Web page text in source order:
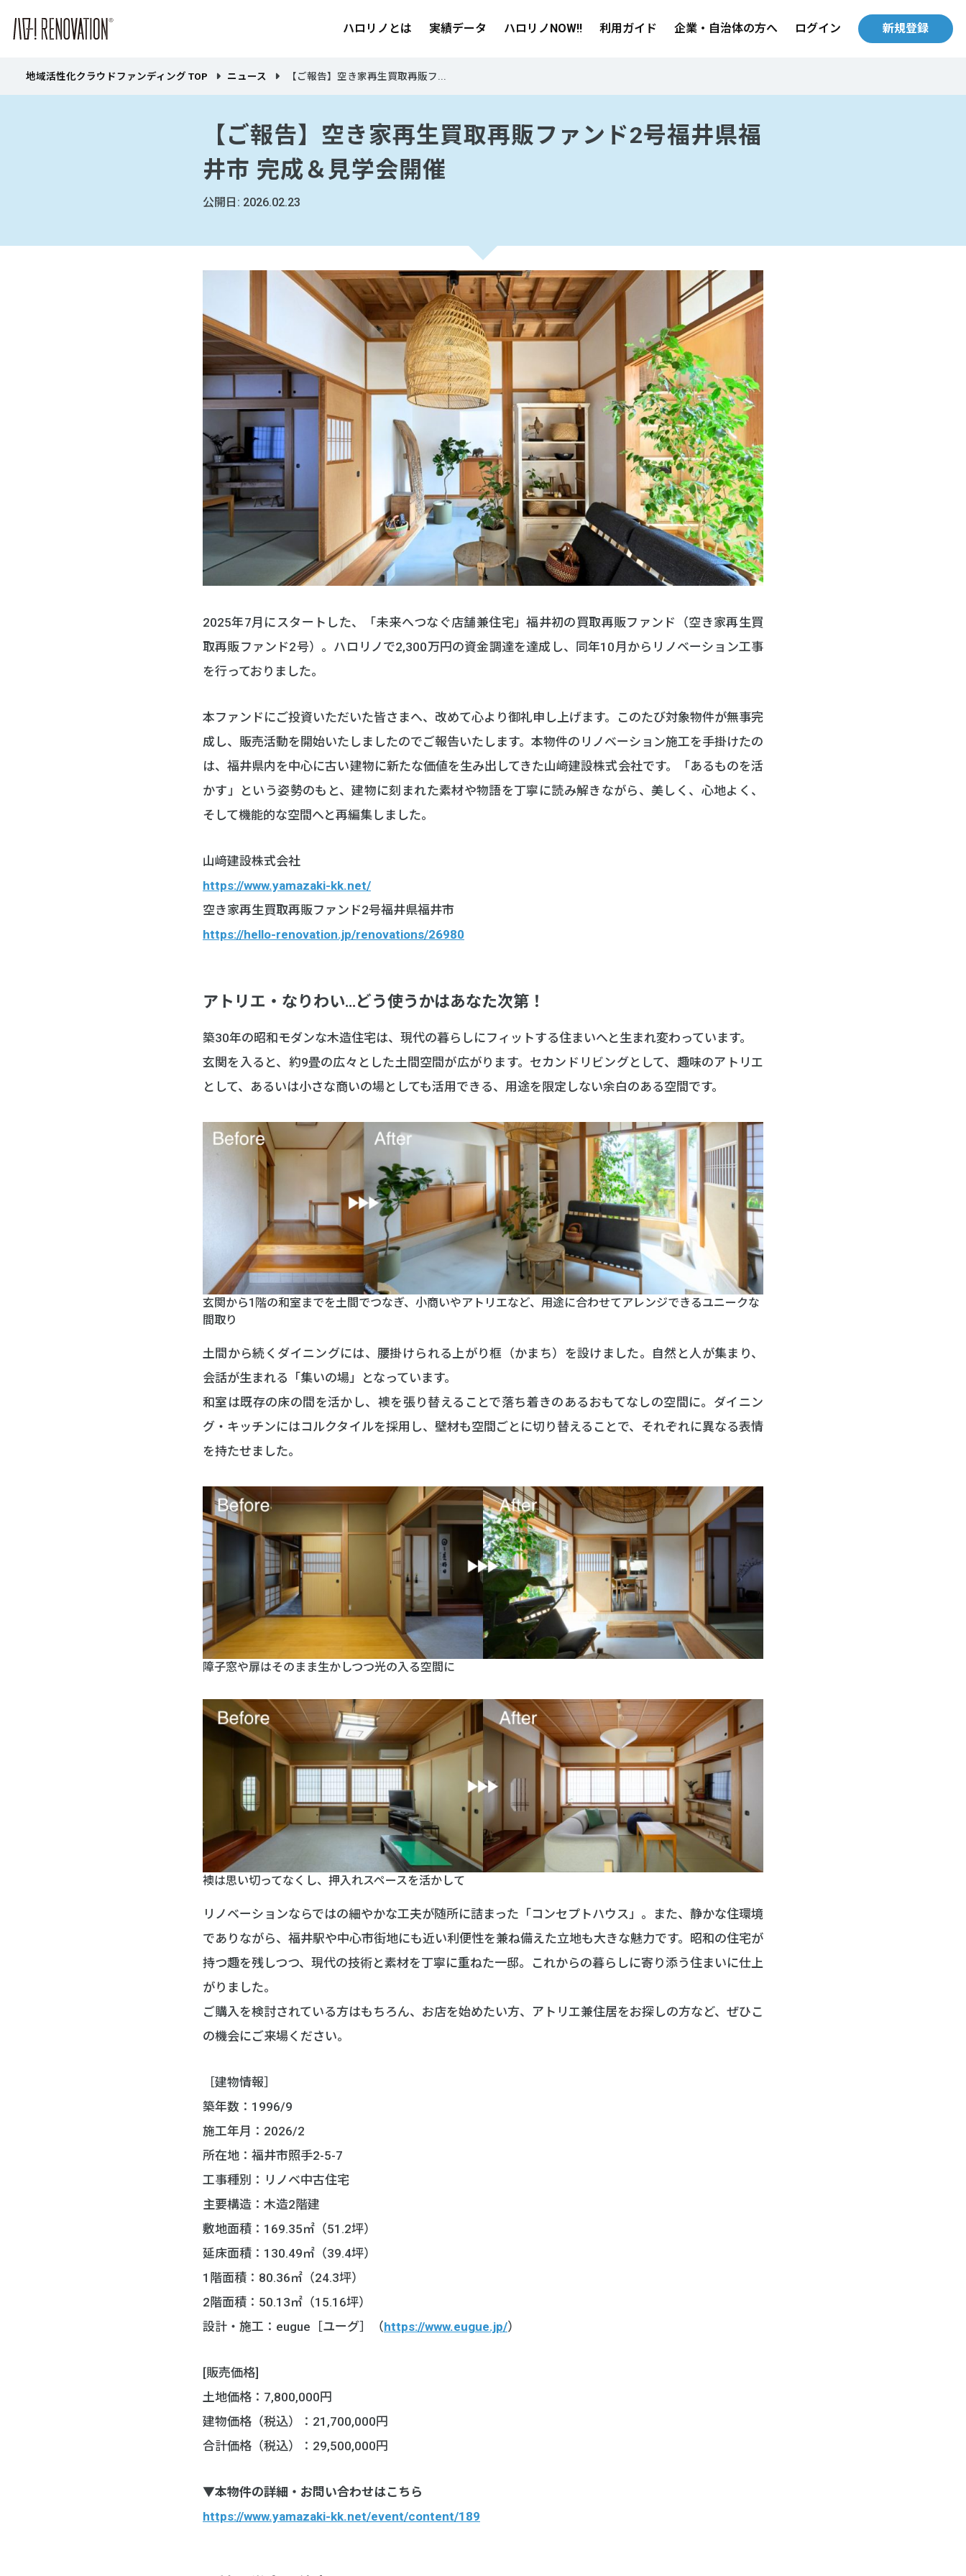
ハロリノとは 実績データ ハロリノNOW!! 利用ガイド 企業・自治体の方へ ログイン 新規登録
地域活性化クラウドファンディング TOP ニュース 【ご報告】空き家再生買取再販フ...
【ご報告】空き家再生買取再販ファンド2号福井県福
井市 完成＆見学会開催
公開日: 2026.02.23
2025年7月にスタートした、「未来へつなぐ店舗兼住宅」福井初の買取再販ファンド（空き家再生買
取再販ファンド2号）。ハロリノで2,300万円の資金調達を達成し、同年10月からリノベーション工事
を行っておりました。
本ファンドにご投資いただいた皆さまへ、改めて心より御礼申し上げます。このたび対象物件が無事完
成し、販売活動を開始いたしましたのでご報告いたします。本物件のリノベーション施工を手掛けたの
は、福井県内を中心に古い建物に新たな価値を生み出してきた山﨑建設株式会社です。「あるものを活
かす」という姿勢のもと、建物に刻まれた素材や物語を丁寧に読み解きながら、美しく、心地よく、
そして機能的な空間へと再編集しました。
山﨑建設株式会社
https://www.yamazaki-kk.net/
空き家再生買取再販ファンド2号福井県福井市
https://hello-renovation.jp/renovations/26980
アトリエ・なりわい…どう使うかはあなた次第！
築30年の昭和モダンな木造住宅は、現代の暮らしにフィットする住まいへと生まれ変わっています。
玄関を入ると、約9畳の広々とした土間空間が広がります。セカンドリビングとして、趣味のアトリエ
として、あるいは小さな商いの場としても活用できる、用途を限定しない余白のある空間です。
玄関から1階の和室までを土間でつなぎ、小商いやアトリエなど、用途に合わせてアレンジできるユニークな
間取り
土間から続くダイニングには、腰掛けられる上がり框（かまち）を設けました。自然と人が集まり、
会話が生まれる「集いの場」となっています。
和室は既存の床の間を活かし、襖を張り替えることで落ち着きのあるおもてなしの空間に。ダイニン
グ・キッチンにはコルクタイルを採用し、壁材も空間ごとに切り替えることで、それぞれに異なる表情
を持たせました。
障子窓や扉はそのまま生かしつつ光の入る空間に
襖は思い切ってなくし、押入れスペースを活かして
リノベーションならではの細やかな工夫が随所に詰まった「コンセプトハウス」。また、静かな住環境
でありながら、福井駅や中心市街地にも近い利便性を兼ね備えた立地も大きな魅力です。昭和の住宅が
持つ趣を残しつつ、現代の技術と素材を丁寧に重ねた一邸。これからの暮らしに寄り添う住まいに仕上
がりました。
ご購入を検討されている方はもちろん、お店を始めたい方、アトリエ兼住居をお探しの方など、ぜひこ
の機会にご来場ください。
［建物情報］
築年数：1996/9
施工年月：2026/2
所在地：福井市照手2-5-7
工事種別：リノベ中古住宅
主要構造：木造2階建
敷地面積：169.35㎡（51.2坪）
延床面積：130.49㎡（39.4坪）
1階面積：80.36㎡（24.3坪）
2階面積：50.13㎡（15.16坪）
設計・施工：eugue［ユーグ］（https://www.eugue.jp/）
[販売価格]
土地価格：7,800,000円
建物価格（税込）：21,700,000円
合計価格（税込）：29,500,000円
▼本物件の詳細・お問い合わせはこちら
https://www.yamazaki-kk.net/event/content/189